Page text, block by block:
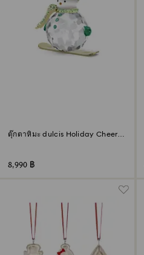
ตุ๊กตาหิมะ dulcis Holiday Cheers
8,990 ฿